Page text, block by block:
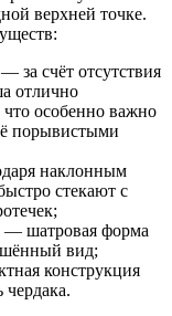
верхней точке.
— за счёт отсутствия
отлично
особенно важно
порывистыми
наклонным
стекают с
— шатровая форма
вид;
конструкция
чердака.